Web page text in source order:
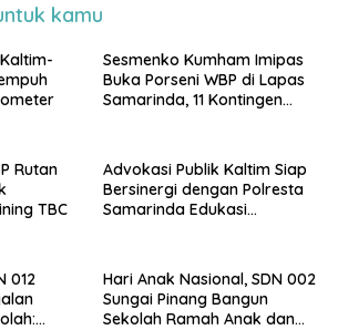
kamu
Sesmenko Kumham Imipas
Buka Porseni WBP di Lapas
Samarinda, 11 Kontingen
Rutan
TBC
Advokasi Publik Kaltim Siap
Bersinergi dengan Polresta
Samarinda Edukasi
012
Hari Anak Nasional, SDN 002
Sungai Pinang Bangun
Sekolah Ramah Anak dan